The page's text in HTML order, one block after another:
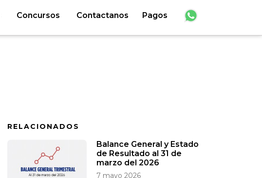
Concursos Contactanos Pagos
RELACIONADOS
Balance General y Estado
de Resultado al 31 de
marzo del 2026
7 mayo 2026